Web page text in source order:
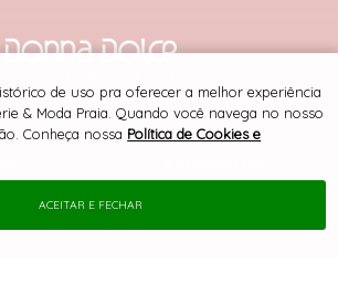
® TODOS DIREITOS RESERVADOS
de uso pra oferecer a melhor experiência
& Moda Praia. Quando você navega no nosso
Conheça nossa Política de Cookies e
ACEITAR E FECHAR